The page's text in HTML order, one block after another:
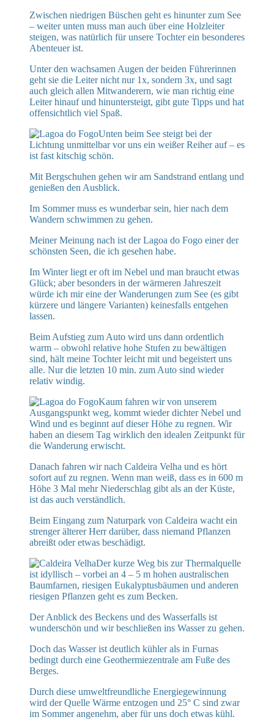
Zwischen niedrigen Büschen geht es hinunter zum See
– weiter unten muss man auch über eine Holzleiter
steigen, was natürlich für unsere Tochter ein besonderes
Abenteuer ist.
Unter den wachsamen Augen der beiden Führerinnen
geht sie die Leiter nicht nur 1x, sondern 3x, und sagt
auch gleich allen Mitwanderern, wie man richtig eine
Leiter hinauf und hinuntersteigt, gibt gute Tipps und hat
offensichtlich viel Spaß.
Unten beim See steigt bei der
Lichtung unmittelbar vor uns ein weißer Reiher auf – es
ist fast kitschig schön.
Mit Bergschuhen gehen wir am Sandstrand entlang und
genießen den Ausblick.
Im Sommer muss es wunderbar sein, hier nach dem
Wandern schwimmen zu gehen.
Meiner Meinung nach ist der Lagoa do Fogo einer der
schönsten Seen, die ich gesehen habe.
Im Winter liegt er oft im Nebel und man braucht etwas
Glück; aber besonders in der wärmeren Jahreszeit
würde ich mir eine der Wanderungen zum See (es gibt
kürzere und längere Varianten) keinesfalls entgehen
lassen.
Beim Aufstieg zum Auto wird uns dann ordentlich
warm – obwohl relative hohe Stufen zu bewältigen
sind, hält meine Tochter leicht mit und begeistert uns
alle. Nur die letzten 10 min. zum Auto sind wieder
relativ windig.
Kaum fahren wir von unserem
Ausgangspunkt weg, kommt wieder dichter Nebel und
Wind und es beginnt auf dieser Höhe zu regnen. Wir
haben an diesem Tag wirklich den idealen Zeitpunkt für
die Wanderung erwischt.
Danach fahren wir nach Caldeira Velha und es hört
sofort auf zu regnen. Wenn man weiß, dass es in 600 m
Höhe 3 Mal mehr Niederschlag gibt als an der Küste,
ist das auch verständlich.
Beim Eingang zum Naturpark von Caldeira wacht ein
strenger älterer Herr darüber, dass niemand Pflanzen
abreißt oder etwas beschädigt.
Der kurze Weg bis zur Thermalquelle
ist idyllisch – vorbei an 4 – 5 m hohen australischen
Baumfarnen, riesigen Eukalyptusbäumen und anderen
riesigen Pflanzen geht es zum Becken.
Der Anblick des Beckens und des Wasserfalls ist
wunderschön und wir beschließen ins Wasser zu gehen.
Doch das Wasser ist deutlich kühler als in Furnas
bedingt durch eine Geothermiezentrale am Fuße des
Berges.
Durch diese umweltfreundliche Energiegewinnung
wird der Quelle Wärme entzogen und 25° C sind zwar
im Sommer angenehm, aber für uns doch etwas kühl.